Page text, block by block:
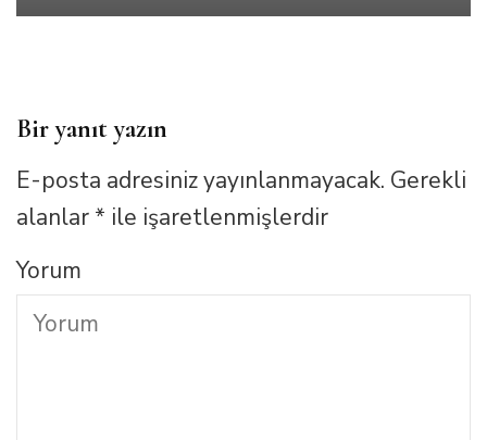
Bir yanıt yazın
E-posta adresiniz yayınlanmayacak. Gerekli
alanlar * ile işaretlenmişlerdir
Yorum